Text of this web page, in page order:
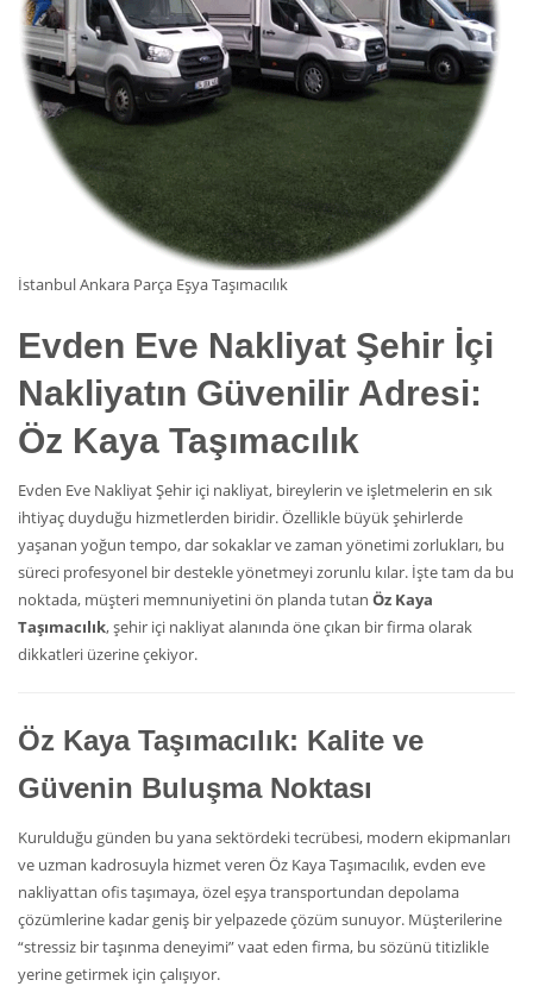
İstanbul Ankara Parça Eşya Taşımacılık
Evden Eve Nakliyat Şehir İçi
Nakliyatın Güvenilir Adresi:
Öz Kaya Taşımacılık
Evden Eve Nakliyat Şehir içi nakliyat, bireylerin ve işletmelerin en sık
ihtiyaç duyduğu hizmetlerden biridir. Özellikle büyük şehirlerde
yaşanan yoğun tempo, dar sokaklar ve zaman yönetimi zorlukları, bu
süreci profesyonel bir destekle yönetmeyi zorunlu kılar. İşte tam da bu
noktada, müşteri memnuniyetini ön planda tutan Öz Kaya
Taşımacılık, şehir içi nakliyat alanında öne çıkan bir firma olarak
dikkatleri üzerine çekiyor.
Öz Kaya Taşımacılık: Kalite ve
Güvenin Buluşma Noktası
Kurulduğu günden bu yana sektördeki tecrübesi, modern ekipmanları
ve uzman kadrosuyla hizmet veren Öz Kaya Taşımacılık, evden eve
nakliyattan ofis taşımaya, özel eşya transportundan depolama
çözümlerine kadar geniş bir yelpazede çözüm sunuyor. Müşterilerine
“stressiz bir taşınma deneyimi” vaat eden firma, bu sözünü titizlikle
yerine getirmek için çalışıyor.